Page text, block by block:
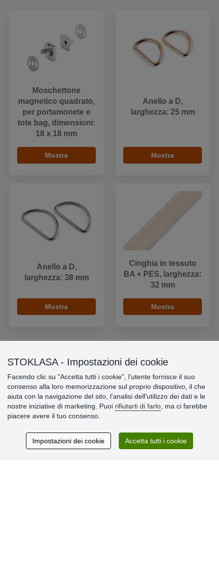
Moschettone
magnetico quadrato,
per portamonete e
tote bag, dimensioni:
18 x 18 mm
Mostra
Anello a D,
larghezza: 25 mm
Mostra
Anello a D,
larghezza: 38 mm
Mostra
Cinghia in tessuto
BA + PES, larghezza:
32 mm
Mostra
» Impostazioni dei cookie
» Termini & Condizioni
» Informativa sulla Privacy
» Consegna e pagamento
» Programma fedeltà
STOKLASA - Impostazioni dei cookie
Facendo clic su "Accetta tutti i cookie", l’utente fornisce il suo
consenso alla loro memorizzazione sul proprio dispositivo, il che
aiuta con la navigazione del sito, l'analisi dell'utilizzo dei dati e le
nostre iniziative di marketing. Puoi rifiutarti di farlo , ma ci farebbe
piacere avere il tuo consenso.
Impostazioni dei cookie Accetta tutti i cookie